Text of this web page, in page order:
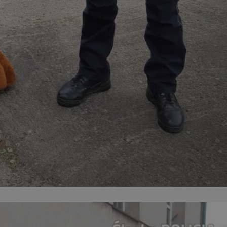
sesji.
sesji.
sesji.
Cookie-
dotyczących
to konieczne,
poprawnie.
o zgodzie
dotyczących
Rejestruje
i ustawień
w kolejnych
musi ponownie
wygodę i